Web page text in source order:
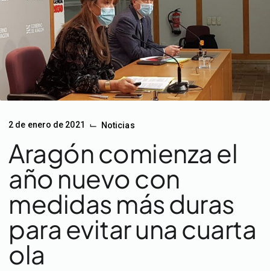
2 de enero de 2021 ⌙ Noticias
Aragón comienza el
año nuevo con
medidas más duras
para evitar una cuarta
ola